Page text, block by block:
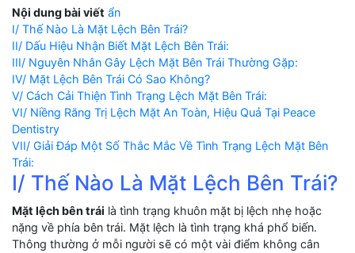
Nội dung bài viết ẩn
I/ Thế Nào Là Mặt Lệch Bên Trái?
II/ Dấu Hiệu Nhận Biết Mặt Lệch Bên Trái:
III/ Nguyên Nhân Gây Lệch Mặt Bên Trái Thường Gặp:
IV/ Mặt Lệch Bên Trái Có Sao Không?
V/ Cách Cải Thiện Tình Trạng Lệch Mặt Bên Trái:
VI/ Niềng Răng Trị Lệch Mặt An Toàn, Hiệu Quả Tại Peace
Dentistry
VII/ Giải Đáp Một Số Thắc Mắc Về Tình Trạng Lệch Mặt Bên
Trái:
I/ Thế Nào Là Mặt Lệch Bên Trái?
Mặt lệch bên trái là tình trạng khuôn mặt bị lệch nhẹ hoặc
nặng về phía bên trái. Mặt lệch là tình trạng khá phổ biến.
Thông thường ở mỗi người sẽ có một vài điểm không cân